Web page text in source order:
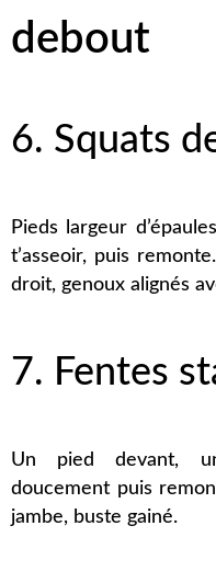
debout
6. Squats
Pieds largeur
t’asseoir, puis
droit, genoux alignés
7. Fentes
Un pied devant,
doucement puis
jambe, buste gainé.